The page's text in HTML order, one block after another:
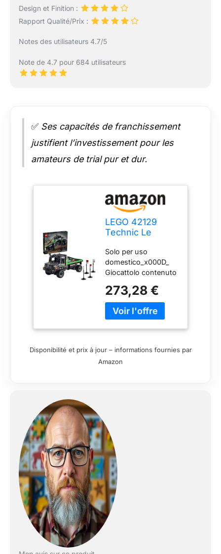
Design et Finition :
Rapport Qualité/Prix :
Notes des utilisateurs 4.7/5
Note de 4.7 pour 684 utilisateurs
✅ Ses capacités de franchissement
justifient l’investissement pour les
amateurs de trial pur et dur.
LEGO 42129
Technic Le
4x4 Mercedes-
Benz Zetros,
Voiture
Télécommandée,
Camion Jouet,
Contrôle Via
Application
Solo per uso
domestico_x000D_
Giocattolo contenuto
Non mirare agli occhi
o al viso
273,28 €
Disponibilité et prix à jour – informations fournies par
Amazon